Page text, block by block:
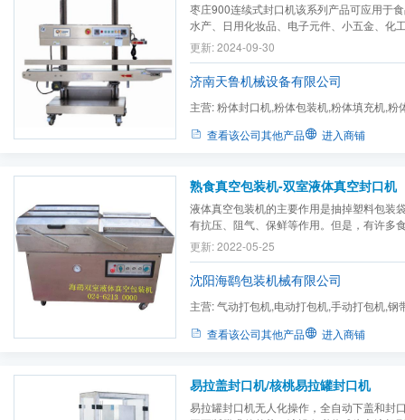
枣庄900连续式封口机该系列产品可应用于
水产、日用化妆品、电子元件、小五金、化
装封口，特别适用于装有粉体、液体、膏体
立式封口，避免产品外溢。
更新: 2024-09-30
济南天鲁机械设备有限公司
主营:粉体封口机,粉体包装机,粉体填充机,粉
查看该公司其他产品 进入商铺
熟食真空包装机-双室液体真空封口机
液体真空包装机的主要作用是抽掉塑料包装
有抗压、阻气、保鲜等作用。但是，有许多
包装而必须采用真空充气包装，食品经真空
气压强大于包装袋外大气压强 ，能有效防止
，并不影响包装袋的外观及印刷。
更新: 2022-05-25
沈阳海鹞包装机械有限公司
主营:气动打包机,电动打包机,手动打包机,钢
查看该公司其他产品 进入商铺
易拉盖封口机/核桃易拉罐封口机
易拉罐封口机无人化操作，全自动下盖和封